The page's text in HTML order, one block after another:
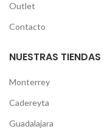
Outlet
Contacto
NUESTRAS TIENDAS
Monterrey
Cadereyta
Guadalajara